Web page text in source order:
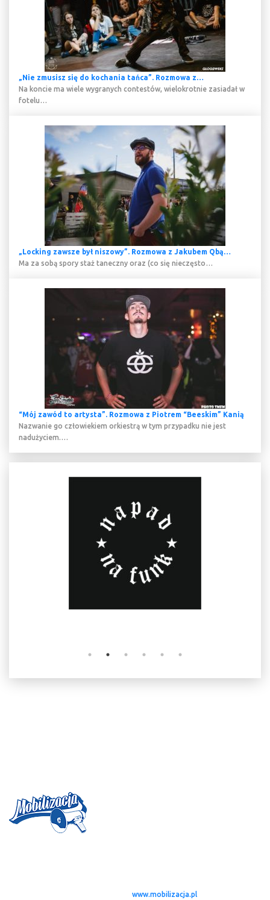
„Nie zmusisz się do kochania tańca”. Rozmowa z…
Na koncie ma wiele wygranych contestów, wielokrotnie zasiadał w
fotelu…
„Locking zawsze był niszowy”. Rozmowa z Jakubem Qbą…
Ma za sobą spory staż taneczny oraz (co się nieczęsto…
“Mój zawód to artysta”. Rozmowa z Piotrem “Beeskim” Kanią
Nazwanie go człowiekiem orkiestrą w tym przypadku nie jest
nadużyciem.…
swoich tekstów na stronie serwisuwww.mobilizacja.pl